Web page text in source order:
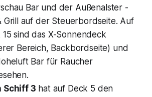
Bar und der Außenalster -
Grill auf der Steuerbordseite. Auf
15 sind das X-Sonnendeck
Bereich, Backbordseite) und
Bar für Raucher
Schiff 3 hat auf Deck 5 den